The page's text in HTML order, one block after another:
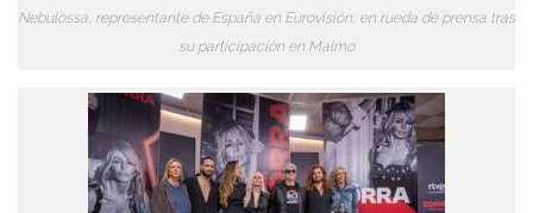
Nebulossa, representante de España en Eurovisión, en rueda de prensa tras
su participación en Malmo